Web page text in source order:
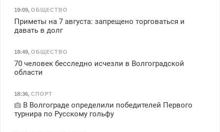
19:09, ОБЩЕСТВО
Приметы на 7 августа: запрещено торговаться и
давать в долг
18:49, ОБЩЕСТВО
70 человек бесследно исчезли в Волгоградской
области
18:36, СПОРТ
В Волгограде определили победителей Первого
турнира по Русскому гольфу